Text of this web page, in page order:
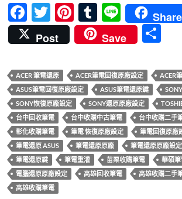
F
ac
e
b
o
o
k
T
w
itt
er
Pi
nt
er
es
t
T
u
m
bl
r
Li
n
e
Share
Post
Save
ACER 筆電還原 ACER筆電回復原廠設定
ACER
ASUS筆電回復原廠設定
ASUS筆電還原鍵
SONY恢復原廠設定
SONY還原原廠設定
台中回收筆電
台中收購中古筆電 台中收購二手
彰化收購筆電
筆電 恢復原廠設定
筆電回復原廠
筆電還原 ASUS
筆電還原原廠 筆電還原原廠設定
筆電還原鍵
筆電重灌 苗栗收購筆電
華碩
電腦還原原廠設定
高雄回收筆電
高雄收購二手
高雄收購筆電